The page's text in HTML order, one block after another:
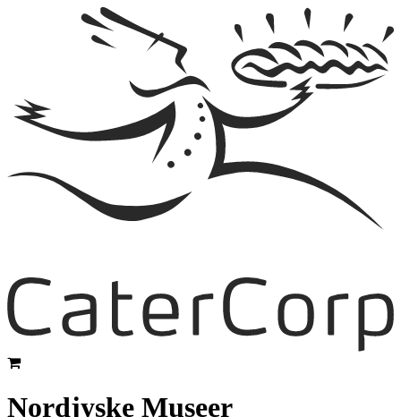
Nordjyske Museer